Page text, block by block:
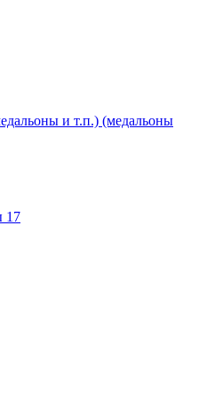
и т.п.) (медальоны
17